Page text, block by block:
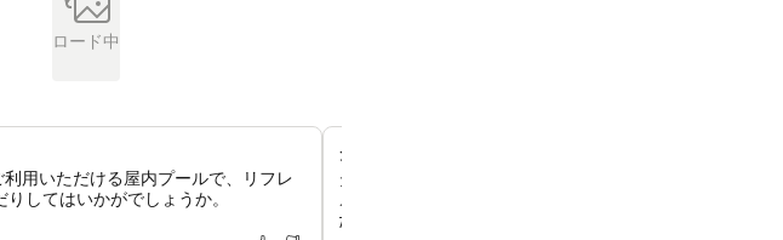
ロード中
用いただける屋内プールで、リフレ
してはいかがでしょうか。
タウソン中心部の素晴らしいロケーション
タウソン大学、タウソン・タウンセンター、レストラン
ただけます。